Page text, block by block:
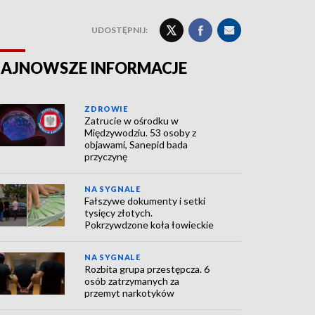
UDOSTĘPNIJ:
INFORMACJE
ZDROWIE
Zatrucie w ośrodku w
Międzywodziu. 53 osoby z
objawami, Sanepid bada
przyczynę
NA SYGNALE
Fałszywe dokumenty i setki
tysięcy złotych.
Pokrzywdzone koła łowieckie
NA SYGNALE
Rozbita grupa przestępcza. 6
osób zatrzymanych za
przemyt narkotyków